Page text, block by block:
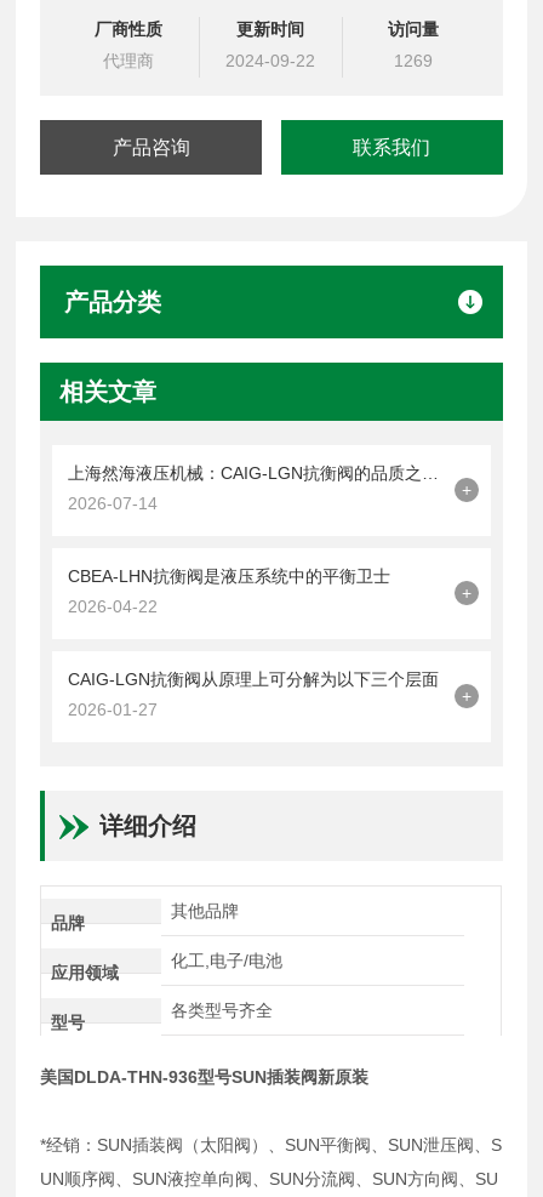
提供油路系统设计,油路块设计,阀块设计与选型
液压油缸，经销力士乐、派克、中国台湾北部等液压元件
厂商性质
代理商
更新时间
2024-09-22
访问量
1269
产品咨询 联系我们
产品分类
相关文章
2026-07-14
+
CBEA-LHN抗衡阀是液压系统中的平衡卫士
2026-04-22
+
CAIG-LGN抗衡阀从原理上可分解为以下三个层面
2026-01-27
+
详细介绍
品牌
其他品牌
应用领域
化工,电子/电池
型号
各类型号齐全
美国DLDA-THN-936型号SUN插装阀新原装
*经销：SUN插装阀（太阳阀）、SUN平衡阀、SUN泄压阀、S
UN顺序阀、SUN液控单向阀、SUN分流阀、SUN方向阀、SU